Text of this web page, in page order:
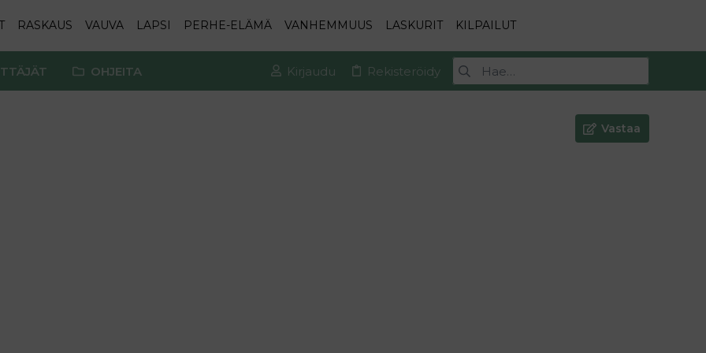
RASKAUS VAUVA LAPSI PERHE-ELÄMÄ VANHEMMUUS LASKURIT KILPAILUT
OHJEITA Kirjaudu Rekisteröidy
Vastaa